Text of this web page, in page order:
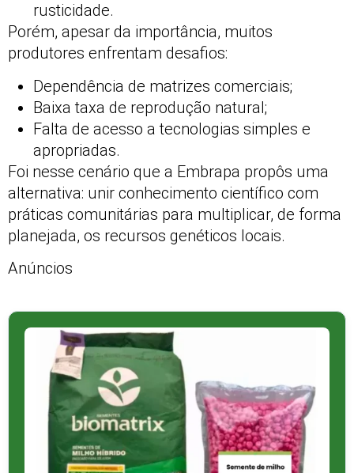
rusticidade.
Porém, apesar da importância, muitos
produtores enfrentam desafios:
Dependência de matrizes comerciais;
Baixa taxa de reprodução natural;
Falta de acesso a tecnologias simples e
apropriadas.
Foi nesse cenário que a Embrapa propôs uma
alternativa: unir conhecimento científico com
práticas comunitárias para multiplicar, de forma
planejada, os recursos genéticos locais.
Anúncios